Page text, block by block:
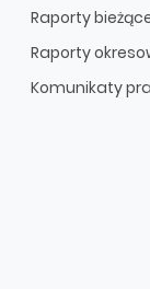
Raporty
Raporty
Komunikaty